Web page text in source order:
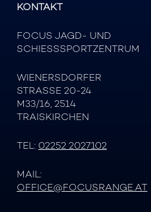
KONTAKT
FOCUS JAGD- UND
SCHIESSSPORTZENTRUM
WIENERSDORFER
STRASSE 20-24
M33/16, 2514
TRAISKIRCHEN
TEL: 02252 2027102
MAIL:
OFFICE@FOCUSRANGE.AT